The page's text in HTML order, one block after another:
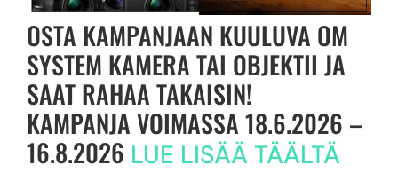
OSTA KAMPANJAAN KUULUVA OM
SYSTEM KAMERA TAI OBJEKTII JA
SAAT RAHAA TAKAISIN!
KAMPANJA VOIMASSA 18.6.2026 –
16.8.2026 LUE LISÄÄ TÄÄLTÄ